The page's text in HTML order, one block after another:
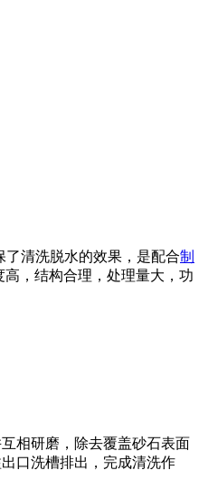
清洗脱水的效果，是配合制
，结构合理，处理量大，功
相研磨，除去覆盖砂石表面
口洗槽排出，完成清洗作